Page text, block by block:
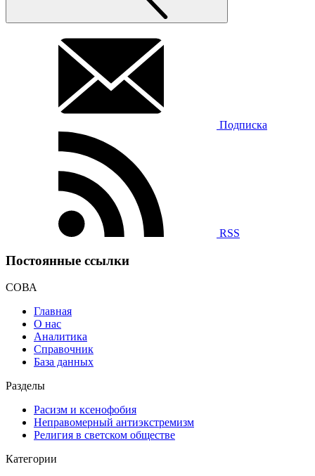
Подписка
RSS
Постоянные ссылки
СОВА
Главная
О нас
Аналитика
Справочник
База данных
Разделы
Расизм и ксенофобия
Неправомерный антиэкстремизм
Религия в светском обществе
Категории